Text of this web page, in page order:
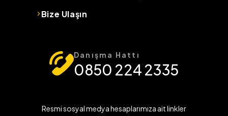
Bize Ulaşın
Danışma Hattı
0850 224 2335
Resmi sosyal medya hesaplarımıza ait linkler